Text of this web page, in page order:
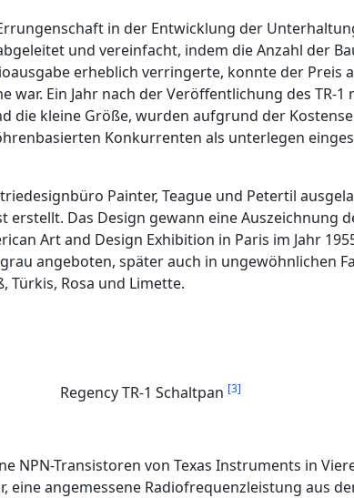
in der Entwicklung der
und vereinfacht, indem die Anzahl der
erheblich verringerte, konnte der Preis
Ein Jahr nach der Veröffentlichung des TR-
die kleine Größe, wurden aufgrund der
Konkurrenten als unterlegen
Painter, Teague und Petertil
Das Design gewann eine Auszeichnung
Art and Design Exhibition in Paris im Jahr
angeboten, später auch in ungewöhnlichen
Türkis, Rosa und Limette.
Regency TR-1 Schaltpan [3]
NPN-Transistoren von Texas Instruments in
eine angemessene Radiofrequenzleistung aus